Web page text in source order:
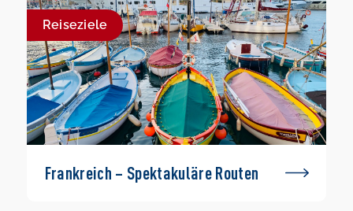
Reiseziele
Frankreich – Spektakuläre Routen